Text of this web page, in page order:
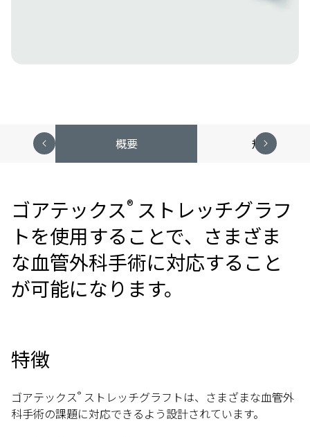
概要 規格表
ゴアテックス® ストレッチグラフ
トを使用することで、さまざま
な血管外科手術に対応すること
が可能になります。
特徴
ゴアテックス® ストレッチグラフトは、さまざまな血管外
科手術の課題に対応できるよう設計されています。